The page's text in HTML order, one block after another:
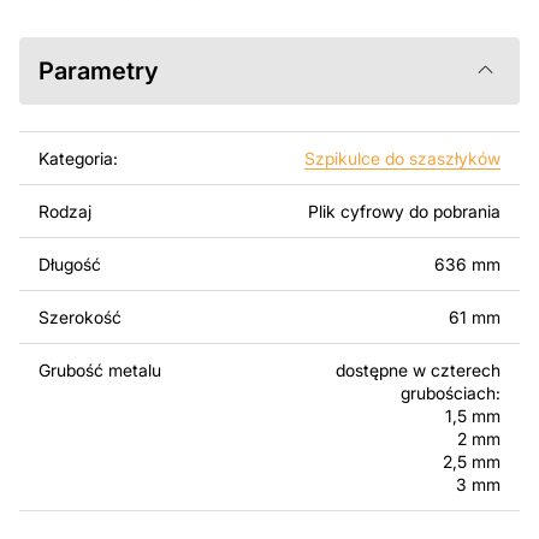
Adobe Illustrator, SolidWorks lub innych narzędzi do
edycji wektorowej.
jakości produkt z kawałka blachy. Rysunki zostały
łatwym montażu, aby można było cieszyć się pracą nad
Można używać tych plików do tworzenia gotowych
produktów zarówno do użytku osobistego, jak i
komercyjnego, w tym do sprzedaży produktów
wykonanych na podstawie tych projektów. Należy
jednak pamiętać, że odsprzedaż lub udostępnianie
Za dodatkową opłatą możemy dostosować projekt
Parametry
Kategoria: Szpikulce do szaszłyków
Rodzaj Plik cyfrowy do pobrania
Długość 636 mm
Szerokość 61 mm
Grubość metalu
dostępne w czterech
grubościach:
1,5 mm
2 mm
2,5 mm
3 mm